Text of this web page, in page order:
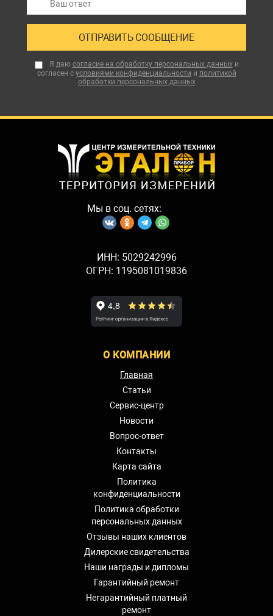
Я даю согласие на обработку персональных данныхи
согласен с условиями конфиденциальности и политикой
обработки персональных данных
Мы в соц. сетях:
ИНН: 5029242996
ОГРН: 1195081019836
О КОМПАНИИ
Главная
Статьи
Сервис-центр
Новости
Вопрос-ответ
Контакты
Карта сайта
Политика
конфиденциальности
Политика обработки
персональных данных
Отзывы наших клиентов
Дилерские свидетельства
Наши награды и дипломы
Гарантийный ремонт
Негарантийный платный
ремонт